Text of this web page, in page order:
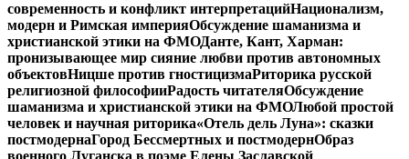
современность и конфликт интерпретацийНационализм,
модерн и Римская империяОбсуждение шаманизма и
христианской этики на ФМОДанте, Кант, Харман:
пронизывающее мир сияние любви против автономных
объектовНицше против гностицизмаРиторика русской
религиозной философииРадость читателяОбсуждение
шаманизма и христианской этики на ФМОЛюбой простой
человек и научная риторика«Отель дель Луна»: сказки
постмодернаГород Бессмертных и постмодернОбраз